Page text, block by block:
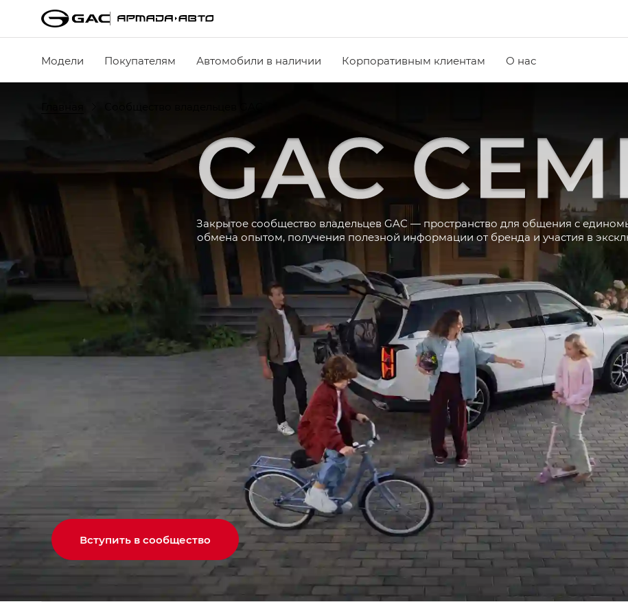
Модели Покупателям Автомобили в наличии Корпоративным клиентам О нас
Закрытое сообщество владельцев GAC — пространство для общения с
обмена опытом, получения полезной информации от бренда и участия в
Вступить в сообщество